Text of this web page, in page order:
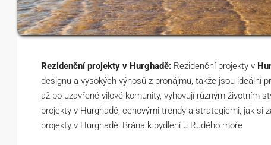
Rezidenční projekty v Hurghadě: Rezidenční projekty v
designu a vysokých výnosů z pronájmu, takže jsou ideální
až po uzavřené vilové komunity, vyhovují různým životním
projekty v Hurghadě, cenovými trendy a strategiemi, jak
projekty v Hurghadě: Brána k bydlení u Rudého moře